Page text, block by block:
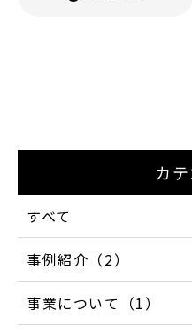
カ
すべて
事例紹介（2）
事業について（1）